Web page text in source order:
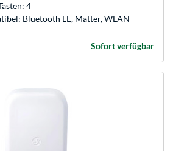
4
Bluetooth LE, Matter, WLAN
Sofort verfügbar